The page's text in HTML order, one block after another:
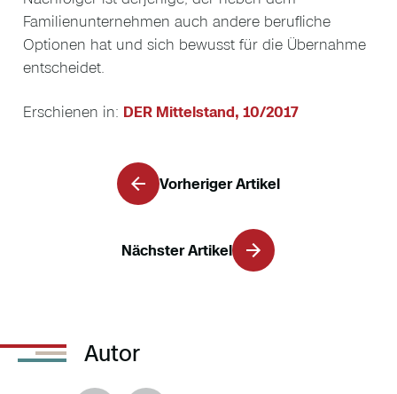
Familienunternehmen auch andere berufliche
Optionen hat und sich bewusst für die Übernahme
entscheidet.
Erschienen in: DER Mittelstand, 10/2017
Vorheriger Artikel
Nächster Artikel
Autor